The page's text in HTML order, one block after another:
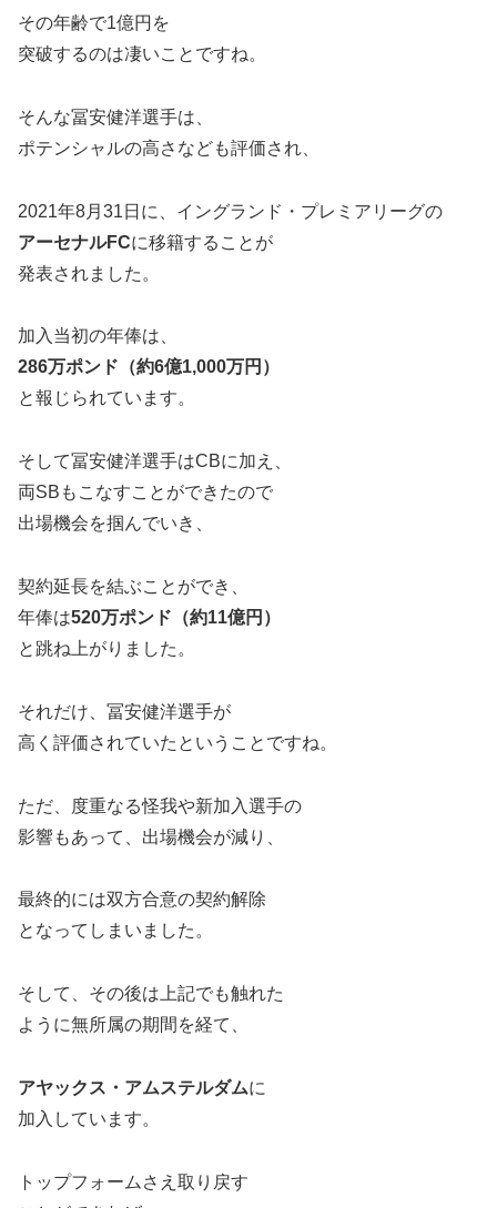
その年齢で1億円を
突破するのは凄いことですね。
そんな冨安健洋選手は、
ポテンシャルの高さなども評価され、
2021年8月31日に、イングランド・プレミアリーグの
アーセナルFCに移籍することが
発表されました。
加入当初の年俸は、
286万ポンド（約6億1,000万円）
と報じられています。
そして冨安健洋選手はCBに加え、
両SBもこなすことができたので
出場機会を掴んでいき、
契約延長を結ぶことができ、
年俸は520万ポンド（約11億円）
と跳ね上がりました。
それだけ、冨安健洋選手が
高く評価されていたということですね。
ただ、度重なる怪我や新加入選手の
影響もあって、出場機会が減り、
最終的には双方合意の契約解除
となってしまいました。
そして、その後は上記でも触れた
ように無所属の期間を経て、
アヤックス・アムステルダムに
加入しています。
トップフォームさえ取り戻す